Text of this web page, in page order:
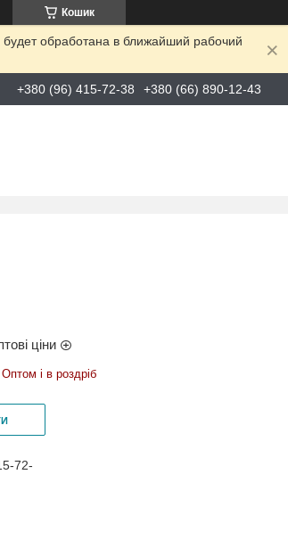
Кошик
обработана в ближайший рабочий
+380 (96) 415-72-38 +380 (66) 890-12-43
ціни
Оптом і в роздріб
72-